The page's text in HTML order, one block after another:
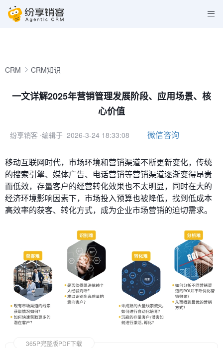
CRM CRM知识
一文详解2025年营销管理发展阶段、应用场景、核
心价值
纷享销客 ⋅编辑于 2026-3-24 18:33:08 微信咨询
移动互联网时代，市场环境和营销渠道不断更新变化，传统
的搜索引擎、媒体广告、电话营销等营销渠道逐渐变得昂贵
而低效，存量客户的经营转化效果也不太明显，同时在大的
经济环境影响因素下，市场投入预算也被降低，找到低成本
高效率的获客、转化方式，成为企业市场营销的迫切需求。
365P完整版PDF下载